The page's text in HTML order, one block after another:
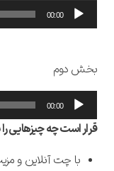
پخش‌کننده
صوت
00:00
بخش دوم
پخش‌کننده
صوت
00:00
قرار است چه چیزهایی را
با چت آنلاین و